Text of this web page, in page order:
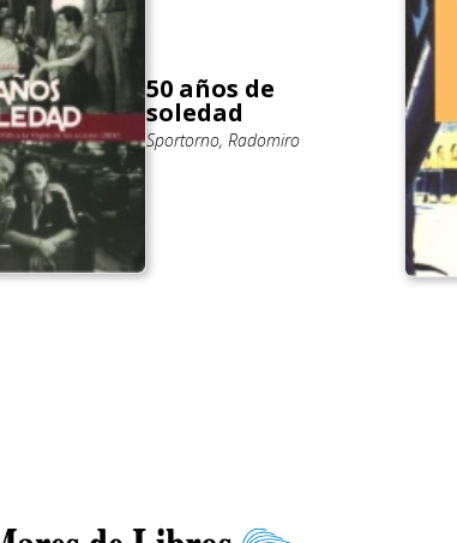
50 años de
soledad
Sportorno, Radomiro